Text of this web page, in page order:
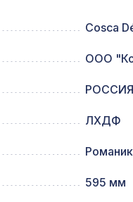
259 ₽
Cosca
ООО
РОССИЯ
ЛХДФ
595 мм